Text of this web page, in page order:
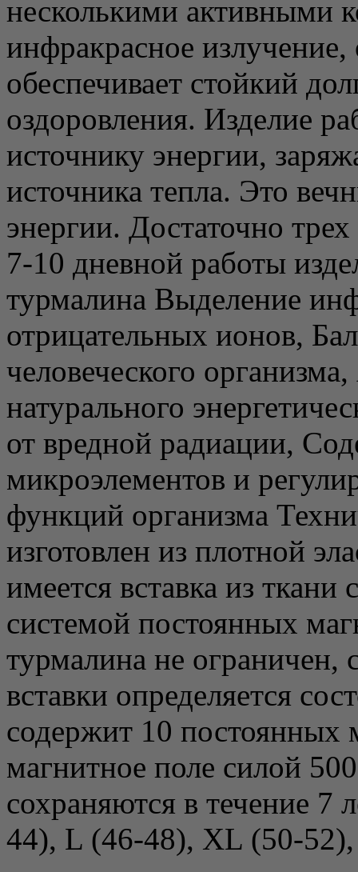
несколькими активными
инфракрасное
обеспечивает стойкий
оздоровления. Изделие
источнику энергии,
источника тепла. Это
энергии. Достаточно
7-10 дневной работы
турмалина Выделение
отрицательных ионов,
человеческого
натурального
от вредной радиации,
микроэлементов и
функций организма
изготовлен из плотной
имеется вставка из
системой постоянных
турмалина не ограничен,
вставки определяется
содержит 10 постоянных
магнитное поле силой
сохраняются в течение 7
44), L (46-48), XL (50-